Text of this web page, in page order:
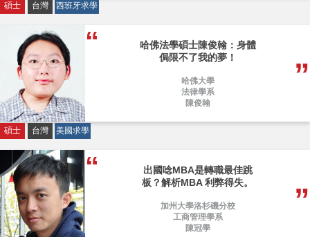
碩士 台灣 西班牙求學
哈佛法學碩士陳俊翰：身體
侷限不了我的夢！
哈佛大學
法律學系
陳俊翰
碩士 台灣 美國求學
出國唸MBA是轉職最佳跳
板？解析MBA 利弊得失。
加州大學洛杉磯分校
工商管理學系
陳冠學